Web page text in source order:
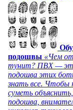
подошвы «Чем
тунит? ПВХ — это
подошва этих
знать все. Чтобы
суметь
подошва,